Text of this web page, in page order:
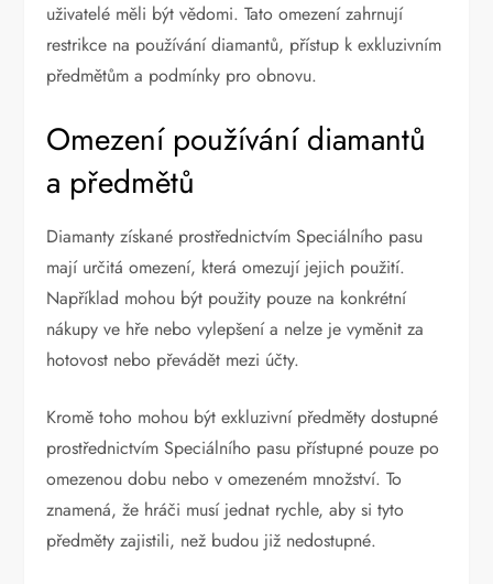
uživatelé měli být vědomi. Tato omezení zahrnují
restrikce na používání diamantů, přístup k exkluzivním
předmětům a podmínky pro obnovu.
Omezení používání diamantů
a předmětů
Diamanty získané prostřednictvím Speciálního pasu
mají určitá omezení, která omezují jejich použití.
Například mohou být použity pouze na konkrétní
nákupy ve hře nebo vylepšení a nelze je vyměnit za
hotovost nebo převádět mezi účty.
Kromě toho mohou být exkluzivní předměty dostupné
prostřednictvím Speciálního pasu přístupné pouze po
omezenou dobu nebo v omezeném množství. To
znamená, že hráči musí jednat rychle, aby si tyto
předměty zajistili, než budou již nedostupné.